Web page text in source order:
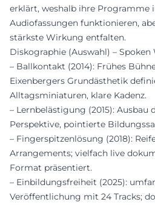
erklärt, weshalb ihre Programme
Audiofassungen funktionieren,
stärkste Wirkung entfalten.
Diskographie (Auswahl) –
– Ballkontakt (2014): Frühes
Eixenbergers Grundästhetik
Alltagsminiaturen, klare Kadenz.
– Lernbelästigung (2015): Ausbau
Perspektive, pointierte
– Fingerspitzenlösung (2018):
Arrangements; vielfach live
Format präsentiert.
– Einbildungsfreiheit (2025):
Veröffentlichung mit 24 Tracks;